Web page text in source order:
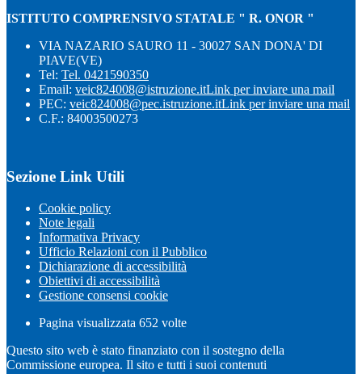
ISTITUTO COMPRENSIVO STATALE " R. ONOR "
VIA NAZARIO SAURO 11 - 30027 SAN DONA' DI
PIAVE(VE)
Tel: Tel. 0421590350
Email: veic824008@istruzione.itLink per inviare una mail
PEC: veic824008@pec.istruzione.itLink per inviare una mail
C.F.: 84003500273
Sezione Link Utili
Cookie policy
Note legali
Informativa Privacy
Ufficio Relazioni con il Pubblico
Dichiarazione di accessibilità
Obiettivi di accessibilità
Gestione consensi cookie
Pagina visualizzata 652 volte
Questo sito web è stato finanziato con il sostegno della
Commissione europea. Il sito e tutti i suoi contenuti